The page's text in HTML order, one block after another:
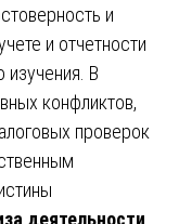
и
и отчетности
изучения. В
конфликтов,
проверок
деятельности